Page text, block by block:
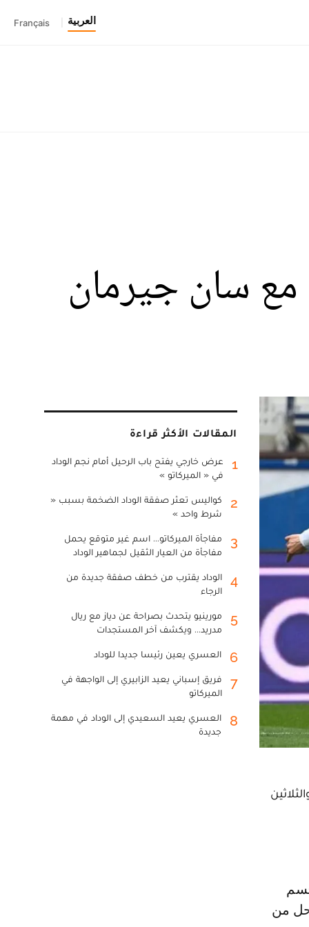
العربية Français
سان جيرمان
حسم
من
المقالات الأكثر قراءة
1
عرض خارجي يفتح باب الرحيل أمام نجم الوداد
في « الميركاتو »
2
كواليس تعثر صفقة الوداد الضخمة بسبب «
شرط واحد »
3
مفاجأة الميركاتو... اسم غير متوقع يحمل
مفاجأة من العيار الثقيل لجماهير الوداد
4
الوداد يقترب من خطف صفقة جديدة من
الرجاء
5
مورينيو يتحدث بصراحة عن دياز مع ريال
مدريد... ويكشف آخر المستجدات
6 العسري يعين رئيسا جديدا للوداد
7
فريق إسباني يعيد الزابيري إلى الواجهة في
الميركاتو
8
العسري يعيد السعيدي إلى الوداد في مهمة
جديدة